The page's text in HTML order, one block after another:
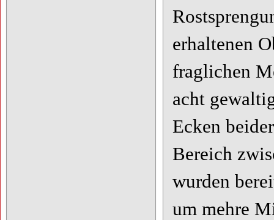
erhaltenen
fraglichen
acht
Ecken
Bereich
wurden
um mehre